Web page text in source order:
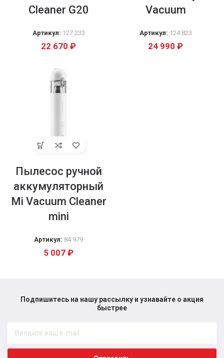
Cleaner G20
Артикул: 127 233
22 670 ₽
Vacuum
Артикул: 124 823
24 990 ₽
Пылесос ручной
аккумуляторный
Mi Vacuum Cleaner
mini
Артикул: 84 979
5 007 ₽
Подпишитесь на нашу рассылку и узнавайте о акция
быстрее​